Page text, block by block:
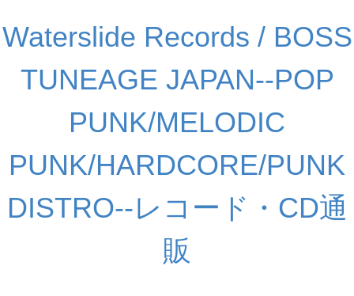
Waterslide Records / BOSS
TUNEAGE JAPAN--POP
PUNK/MELODIC
PUNK/HARDCORE/PUNK
DISTRO--レコード・CD通
販